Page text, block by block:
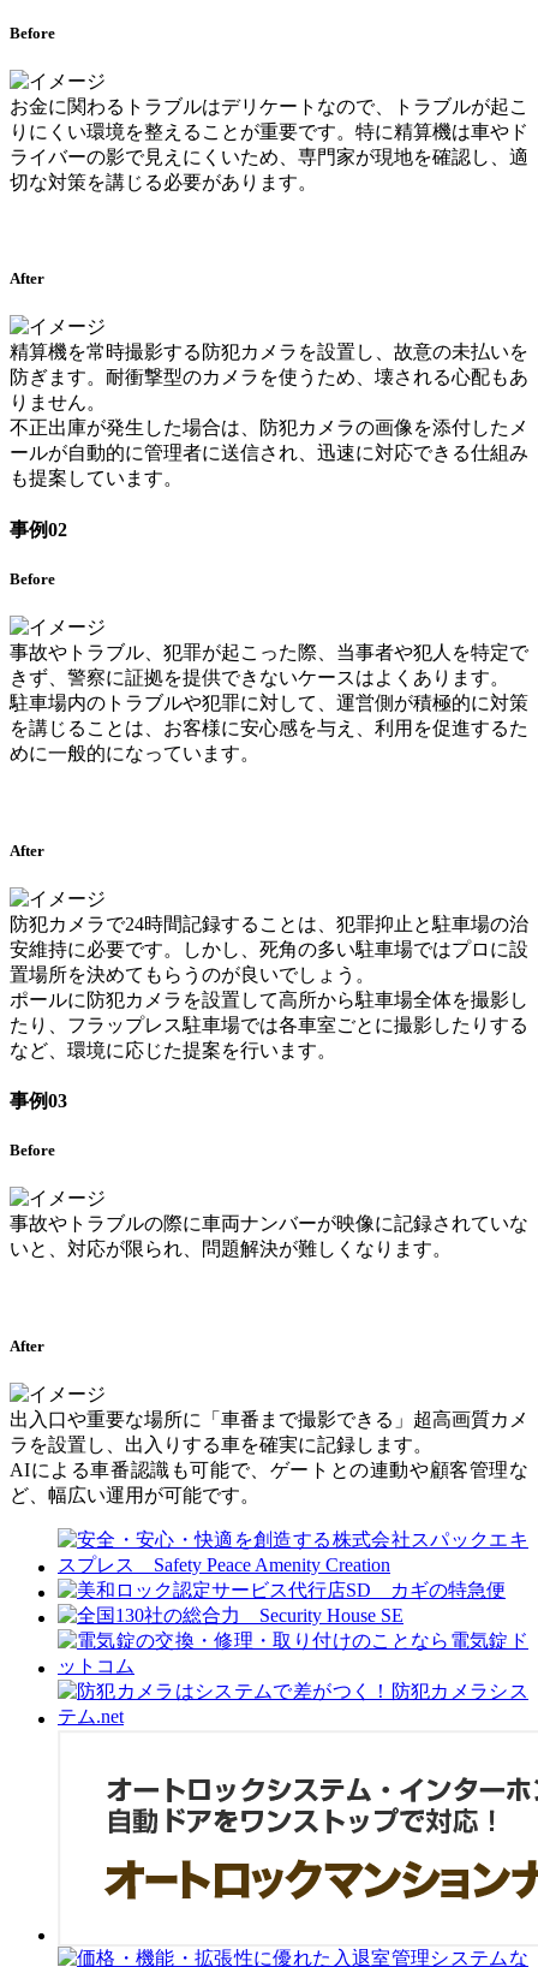
Before
お金に関わるトラブルはデリケートなので、トラブルが起こ
りにくい環境を整えることが重要です。特に精算機は車やド
ライバーの影で見えにくいため、専門家が現地を確認し、適
切な対策を講じる必要があります。
After
精算機を常時撮影する防犯カメラを設置し、故意の未払いを
防ぎます。耐衝撃型のカメラを使うため、壊される心配もあ
りません。
不正出庫が発生した場合は、防犯カメラの画像を添付したメ
ールが自動的に管理者に送信され、迅速に対応できる仕組み
も提案しています。
事例02
Before
事故やトラブル、犯罪が起こった際、当事者や犯人を特定で
きず、警察に証拠を提供できないケースはよくあります。
駐車場内のトラブルや犯罪に対して、運営側が積極的に対策
を講じることは、お客様に安心感を与え、利用を促進するた
めに一般的になっています。
After
防犯カメラで24時間記録することは、犯罪抑止と駐車場の治
安維持に必要です。しかし、死角の多い駐車場ではプロに設
置場所を決めてもらうのが良いでしょう。
ポールに防犯カメラを設置して高所から駐車場全体を撮影し
たり、フラップレス駐車場では各車室ごとに撮影したりする
など、環境に応じた提案を行います。
事例03
Before
事故やトラブルの際に車両ナンバーが映像に記録されていな
いと、対応が限られ、問題解決が難しくなります。
After
出入口や重要な場所に「車番まで撮影できる」超高画質カメ
ラを設置し、出入りする車を確実に記録します。
AIによる車番認識も可能で、ゲートとの連動や顧客管理な
ど、幅広い運用が可能です。